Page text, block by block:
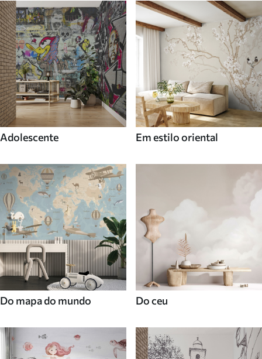
Adolescente Em estilo oriental
Do mapa do mundo Do ceu